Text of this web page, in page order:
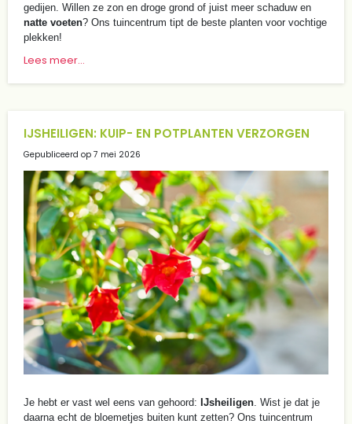
gedijen. Willen ze zon en droge grond of juist meer schaduw en
natte voeten? Ons tuincentrum tipt de beste planten voor vochtige
plekken!
Lees meer...
IJSHEILIGEN: KUIP- EN POTPLANTEN VERZORGEN
Gepubliceerd op 7 mei 2026
Je hebt er vast wel eens van gehoord: IJsheiligen . Wist je dat je
daarna echt de bloemetjes buiten kunt zetten? Ons tuincentrum